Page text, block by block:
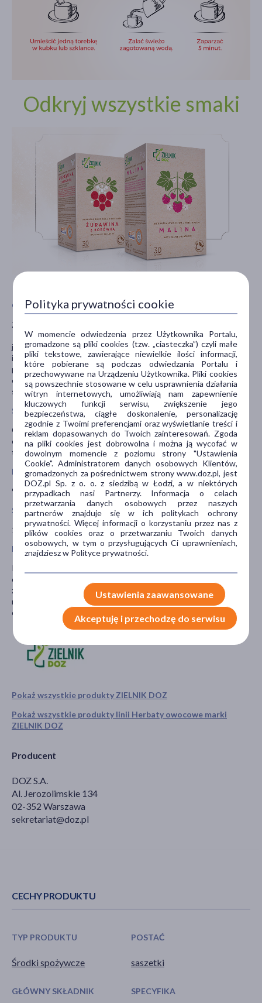
Odkryj wszystkie smaki
Pokaż wszystkie produkty ZIELNIK DOZ
Pokaż wszystkie produkty linii Herbaty owocowe marki
ZIELNIK DOZ
Producent
DOZ S.A.
Al. Jerozolimskie 134
02-352 Warszawa
sekretariat@doz.pl
Opis
ZIELNIK DOZ Dzika Róża, herbatka owocowa z hibiskusem –
kompozycja suszonych owoców dzikiej róży, hibiskusa, aronii,
jabłka i rokitnika, która zachwyca głębokim, naturalnym aromatem
i delikatnie kwaskowym smakiem. Herbatka przygotowana jest w
postaci poręcznych torebek do zaparzania, wykonanych z
całkowicie biodegradowalnego materiału, który nie wpływa na
smak naparu, a jednocześnie uwydatnia jego naturalny aromat.
Składniki
Owoc dzikiej róży 70% ( Rosa canina), kwiat hibiskusa, owoc aronii,
owoc jabłka, owoc rokitnika. Składniki tej kompozycji występują w
torebce w postaci wysuszonej i rozdrobnionej.
Masa netto
90 g (30 torebek x 3 g)
Sposób użycia
1 torebkę zalać świeżo zagotowaną wodą, zaparzać ok. 5 minut.
Przeciwwskazania i środki ostrożności
Przechowywać w suchym miejscu, w temperaturze pokojowej, w
oryginalnym opakowaniu. Po otwarciu przechowywać w
zamkniętym opakowaniu. Naturalne przebarwienie torebek jest
normalne i wynika z kontaktu suszu z materiałem
opakowaniowym.
CECHY PRODUKTU
TYP PRODUKTU
Środki spożywcze
POSTAĆ
saszetki
GŁÓWNY SKŁADNIK SPECYFIKA
Polityka prywatności cookie
W momencie odwiedzenia przez Użytkownika Portalu,
gromadzone są pliki cookies (tzw. „ciasteczka”) czyli małe
pliki tekstowe, zawierające niewielkie ilości informacji,
które pobierane są podczas odwiedzania Portalu i
przechowywane na Urządzeniu Użytkownika. Pliki cookies
są powszechnie stosowane w celu usprawnienia działania
witryn internetowych, umożliwiają nam zapewnienie
kluczowych funkcji serwisu, zwiększenie jego
bezpieczeństwa, ciągłe doskonalenie, personalizację
zgodnie z Twoimi preferencjami oraz wyświetlanie treści i
reklam dopasowanych do Twoich zainteresowań. Zgoda
na pliki cookies jest dobrowolna i można ją wycofać w
dowolnym momencie z poziomu strony "Ustawienia
Cookie". Administratorem danych osobowych Klientów,
gromadzonych za pośrednictwem strony www.doz.pl, jest
DOZ.pl Sp. z o. o. z siedzibą w Łodzi, a w niektórych
przypadkach nasi Partnerzy. Informacja o celach
przetwarzania danych osobowych przez naszych
partnerów znajduje się w ich politykach ochrony
prywatności. Więcej informacji o korzystaniu przez nas z
plików cookies oraz o przetwarzaniu Twoich danych
osobowych, w tym o przysługujących Ci uprawnieniach,
znajdziesz w Polityce prywatności.
Ustawienia zaawansowane
Akceptuję i przechodzę do serwisu